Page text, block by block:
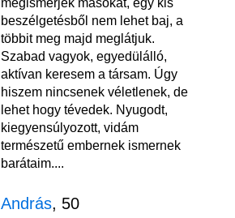
megismerjek másokat, egy kis
beszélgetésből nem lehet baj, a
többit meg majd meglátjuk.
Szabad vagyok, egyedülálló,
aktívan keresem a társam. Úgy
hiszem nincsenek véletlenek, de
lehet hogy tévedek. Nyugodt,
kiegyensúlyozott, vidám
természetű embernek ismernek
barátaim....
András, 50